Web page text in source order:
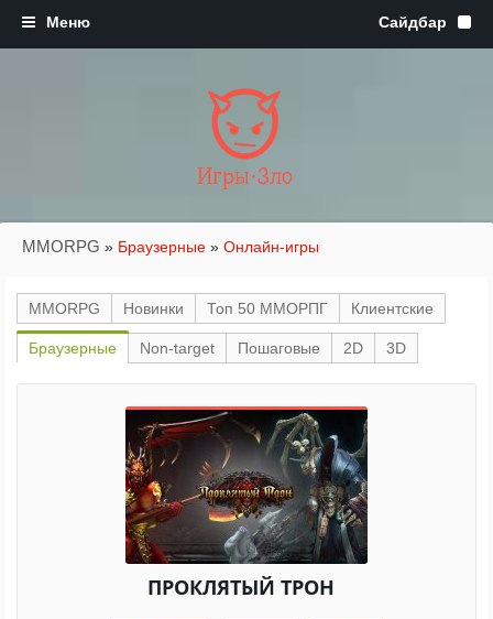
Игры·Зло
MMORPG » Браузерные » Онлайн-игры
MMORPG Новинки Топ 50 ММОРПГ Клиентские
Браузерные Non-target Пошаговые 2D 3D
ПРОКЛЯТЫЙ ТРОН